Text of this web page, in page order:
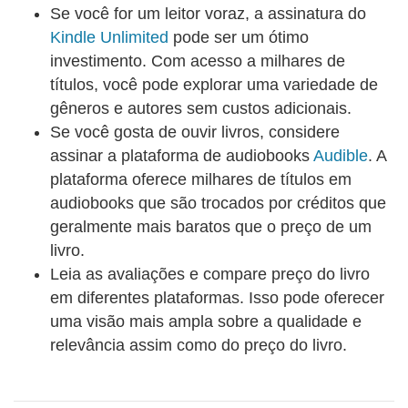
justamente o melhor exemplo nesse sentido
Se você for um leitor voraz, a assinatura do
Kindle Unlimited pode ser um ótimo
investimento. Com acesso a milhares de
títulos, você pode explorar uma variedade de
gêneros e autores sem custos adicionais.
Se você gosta de ouvir livros, considere
assinar a plataforma de audiobooks Audible. A
plataforma oferece milhares de títulos em
audiobooks que são trocados por créditos que
geralmente mais baratos que o preço de um
livro.
Leia as avaliações e compare preço do livro
em diferentes plataformas. Isso pode oferecer
uma visão mais ampla sobre a qualidade e
relevância assim como do preço do livro.